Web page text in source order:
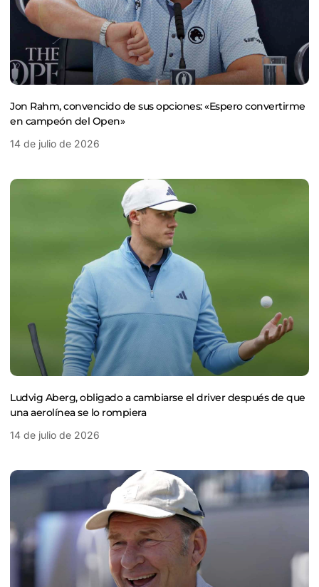
Jon Rahm, convencido de sus opciones: «Espero convertirme
en campeón del Open»
14 de julio de 2026
Ludvig Aberg, obligado a cambiarse el driver después de que
una aerolínea se lo rompiera
14 de julio de 2026